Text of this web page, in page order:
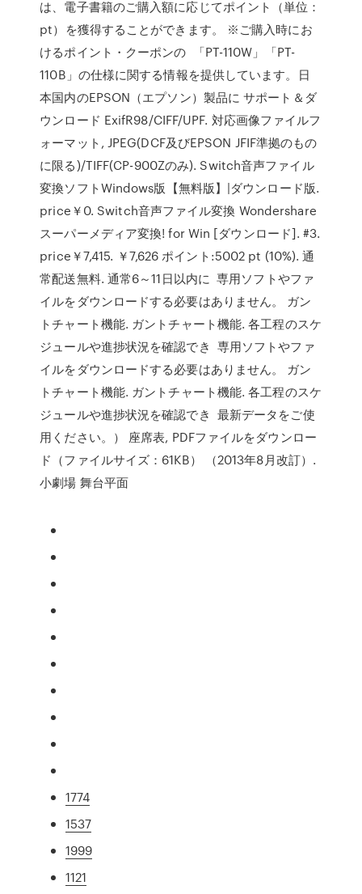
は、電子書籍のご購入額に応じてポイント（単位：
pt）を獲得することができます。 ※ご購入時にお
けるポイント・クーポンの 「PT-110W」「PT-
110B」の仕様に関する情報を提供しています。日
本国内のEPSON（エプソン）製品に サポート＆ダ
ウンロード ExifR98/CIFF/UPF. 対応画像ファイルフ
ォーマット, JPEG(DCF及びEPSON JFIF準拠のもの
に限る)/TIFF(CP-900Zのみ). Switch音声ファイル
変換ソフトWindows版【無料版】|ダウンロード版.
price￥0. Switch音声ファイル変換 Wondershare
スーパーメディア変換! for Win [ダウンロード]. #3.
price￥7,415. ￥7,626 ポイント:5002 pt (10%). 通
常配送無料. 通常6～11日以内に 専用ソフトやファ
イルをダウンロードする必要はありません。 ガン
トチャート機能. ガントチャート機能. 各工程のスケ
ジュールや進捗状況を確認でき 専用ソフトやファ
イルをダウンロードする必要はありません。 ガン
トチャート機能. ガントチャート機能. 各工程のスケ
ジュールや進捗状況を確認でき 最新データをご使
用ください。） 座席表, PDFファイルをダウンロー
ド（ファイルサイズ：61KB） （2013年8月改訂）.
小劇場 舞台平面
1774
1537
1999
1121